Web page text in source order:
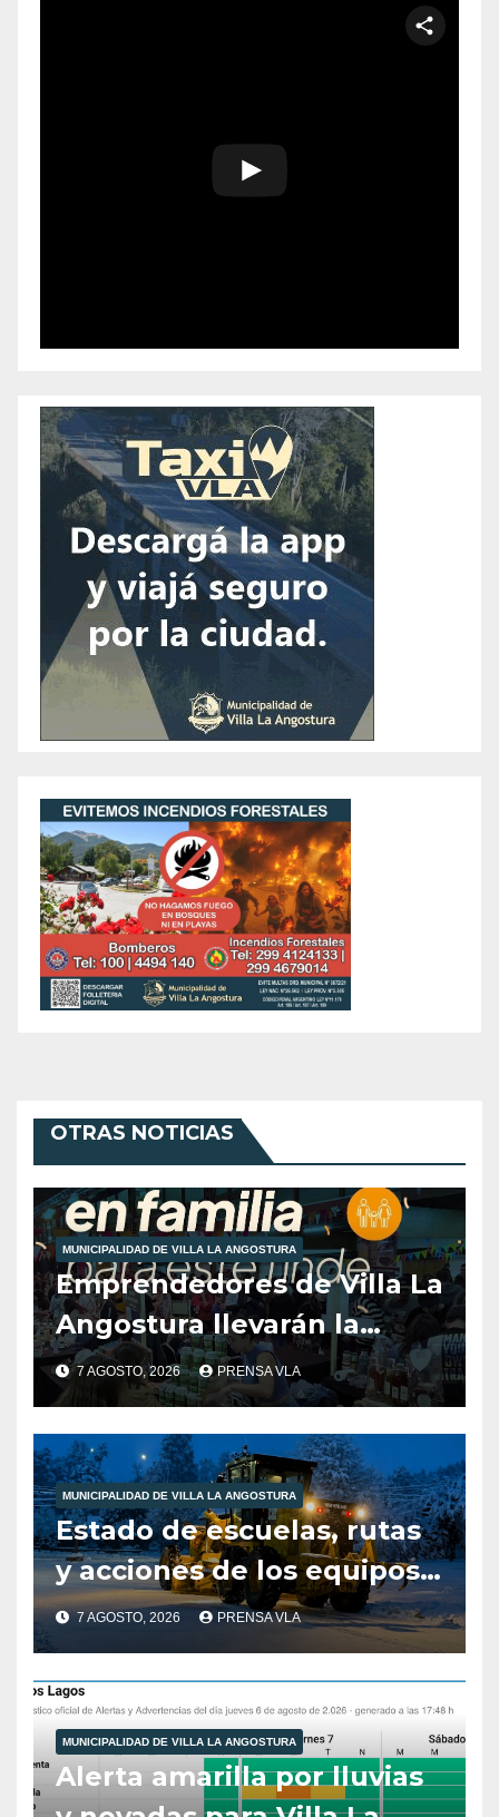
OTRAS NOTICIAS
MUNICIPALIDAD DE VILLA LA ANGOSTURA
Emprendedores de Villa La
Angostura llevarán la
producción local a Tienda
de Sabores.
7 AGOSTO, 2026 PRENSA VLA
MUNICIPALIDAD DE VILLA LA ANGOSTURA
Estado de escuelas, rutas
y acciones de los equipos
municipales – Villa La
Angostura – 7 de agosto –
10:00 hs
7 AGOSTO, 2026 PRENSA VLA
MUNICIPALIDAD DE VILLA LA ANGOSTURA
Alerta amarilla por lluvias